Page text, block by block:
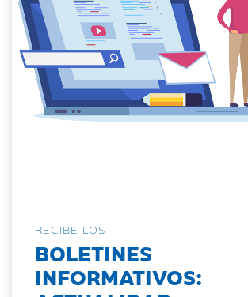
RECIBE LOS
BOLETINES
INFORMATIVOS: